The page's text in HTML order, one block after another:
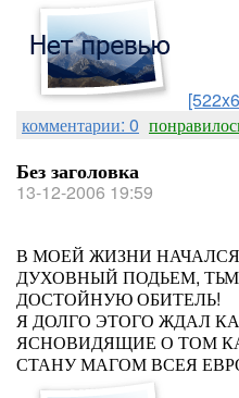
комментарии: 0
Без заголовка
13-12-2006 19:59
В МОЕЙ ЖИЗНИ
ДУХОВНЫЙ ПОДЬЕМ,
ДОСТОЙНУЮ ОБИТЕЛЬ!
Я ДОЛГО ЭТОГО ЖДАЛ
ЯСНОВИДЯЩИЕ О ТОМ
СТАНУ МАГОМ ВСЕЯ